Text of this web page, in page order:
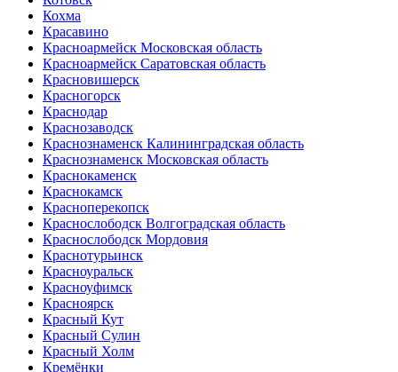
Кохма
Красавино
Красноармейск Московская область
Красноармейск Саратовская область
Красновишерск
Красногорск
Краснодар
Краснозаводск
Краснознаменск Калининградская область
Краснознаменск Московская область
Краснокаменск
Краснокамск
Красноперекопск
Краснослободск Волгоградская область
Краснослободск Мордовия
Краснотурьинск
Красноуральск
Красноуфимск
Красноярск
Красный Кут
Красный Сулин
Красный Холм
Кремёнки